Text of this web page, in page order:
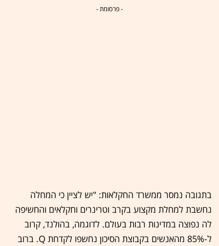
- פרסומת -
בתגובה נמסר ממשרד החקלאות: "יש לציין כי המחלה
נחשבת למחלת מקצוע בקרב וטרינרים וחקלאים והחשיפה
לה נפוצה במדינות רבות בעולם. לדוגמה, בהולנד, קרוב
ל-85% מהאנשים בקבוצת הסיכון נחשפו לקדחת Q. ברוב